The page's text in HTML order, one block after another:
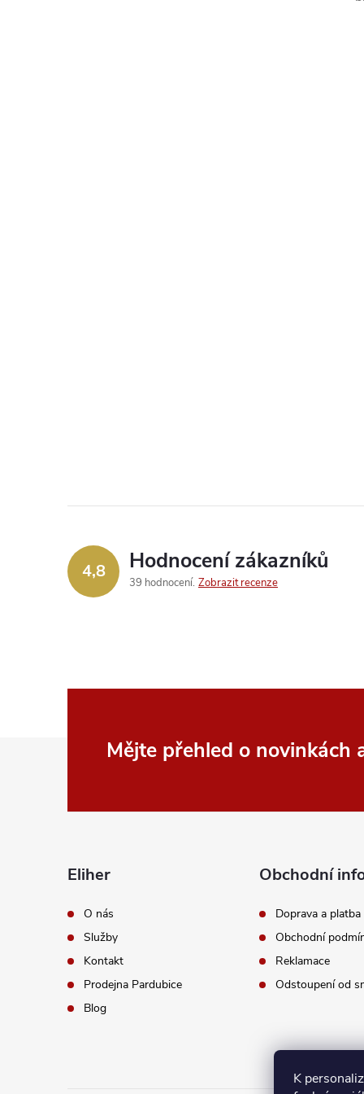
K
4,8 Hodnocení zákazníků
39 hodnocení Zobrazit recenze
Mějte přehled o novinkách
Eliher
O nás
Služby
Kontakt
Prodejna Pardubice
Blog
Obchodní
Doprava a platba
Obchodní
Reklamace
Odstoupení od